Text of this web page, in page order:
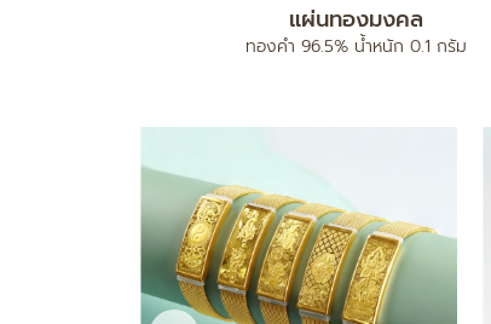
แผ่นทองมงคล
ทองคำ 96.5% น้ำหนัก 0.1 กรัม